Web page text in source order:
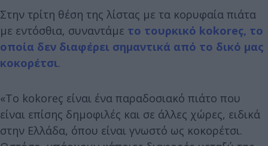
Στην τρίτη θέση της λίστας με τα κορυφαία πιάτα
με εντόσθια, συναντάμε το τουρκικό kokoreç, το
οποία δεν διαφέρει σημαντικά από το δικό μας
κοκορέτσι.
«Το kokoreç είναι ένα παραδοσιακό πιάτο που
είναι επίσης δημοφιλές και σε άλλες χώρες, ειδικά
στην Ελλάδα, όπου είναι γνωστό ως κοκορέτσι.